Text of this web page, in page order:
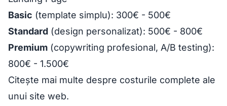
Basic (template simplu): 300€ - 500€
Standard (design personalizat): 500€ - 800€
Premium (copywriting profesional, A/B testing):
800€ - 1.500€
Citește mai multe despre costurile complete ale
unui site web.